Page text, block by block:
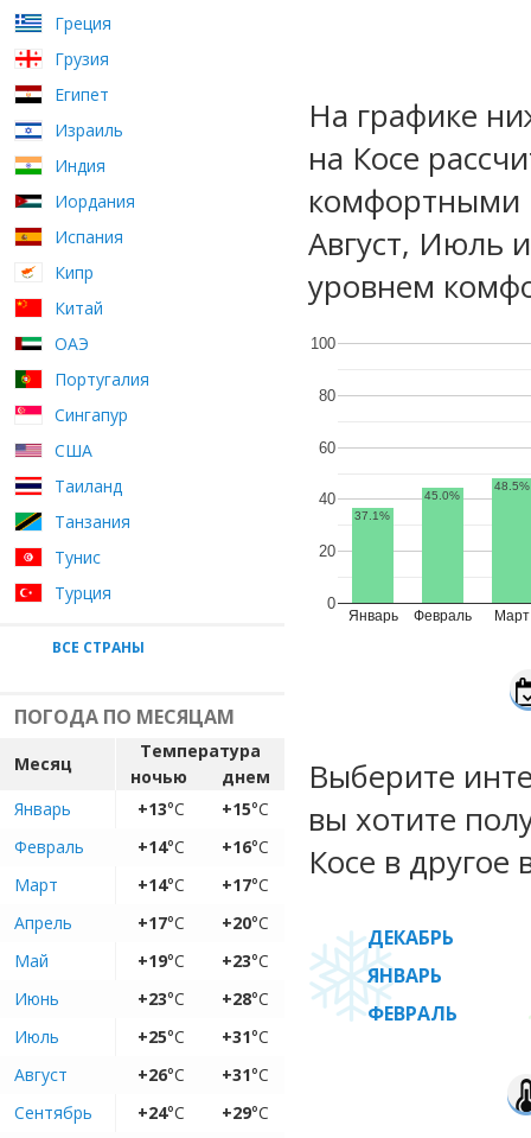
Греция
Грузия
Египет
Израиль
Индия
Иордания
Испания
Кипр
Китай
ОАЭ
Португалия
Сингапур
США
Таиланд
Танзания
Тунис
Турция
ВСЕ СТРАНЫ
ПОГОДА ПО МЕСЯЦАМ
Месяц
Температура
ночью
днем
Январь
+13°C +15°C
Февраль
+14°C +16°C
Март
+14°C +17°C
Апрель
+17°C +20°C
Май
+19°C +23°C
Июнь
+23°C +28°C
Июль
+25°C +31°C
Август
+26°C +31°C
Сентябрь
+24°C +29°C
На графике
на Косе
комфортными
Август, Июль
уровнем
Январь Февраль Март
0
20
40
60
80
100
37.1%
45.0%
48.5%
Выберите
вы хотите
Косе в другое
ДЕКАБРЬ
ЯНВАРЬ
ФЕВРАЛЬ